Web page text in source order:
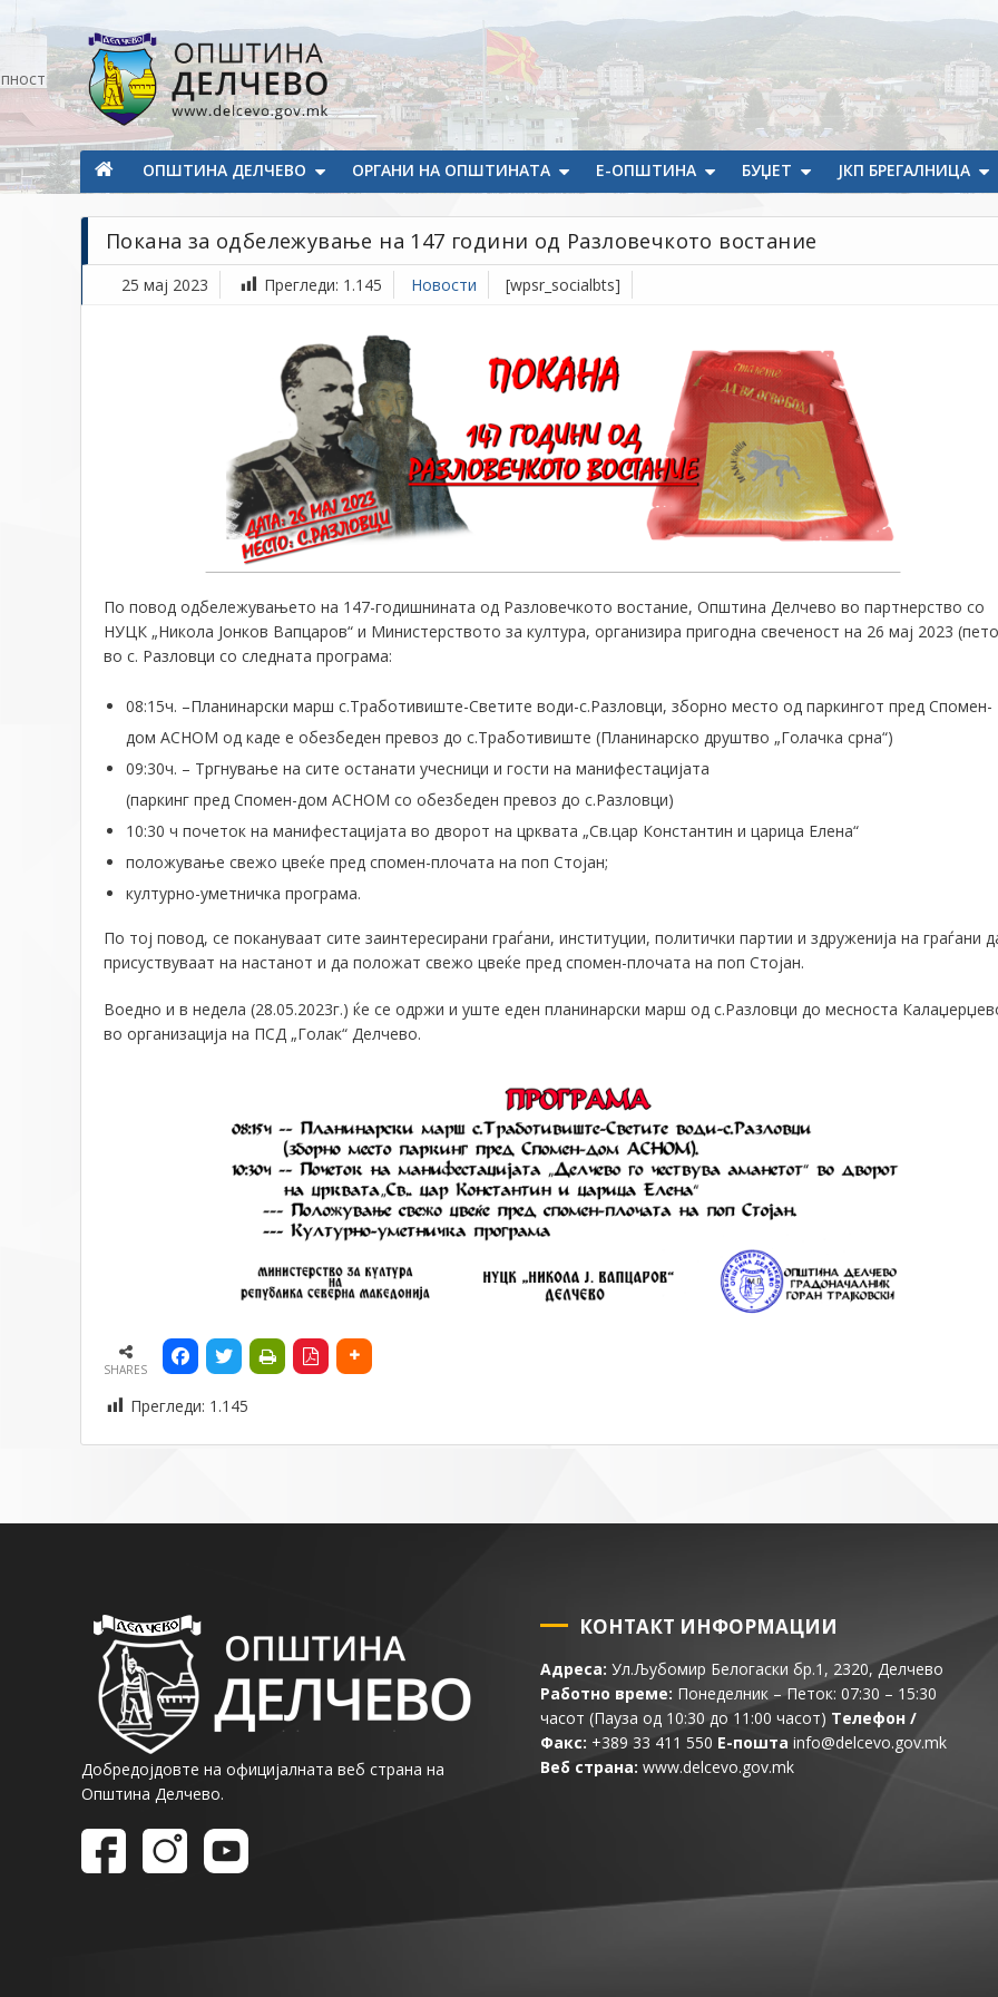
Општина Делчево
Општина Делчево
ОПШТИНА ДЕЛЧЕВО ОРГАНИ НА ОПШТИНАТА Е-ОПШТИНА БУЏЕТ ЈКП БРЕГАЛНИЦА
Покана за одбележување на 147 години од Разловечкото востание
25 мај 2023 Прегледи: 1.145 Новости [wpsr_socialbts]
По повод одбележувањето на 147-годишнината од Разловечкото востание, Општина Делчево во партнерство со
НУЦК „Никола Јонков Вапцаров“ и Министерството за култура, организира пригодна свеченост на 26 мај 2023
во с. Разловци со следната програма:
08:15ч. –Планинарски марш с.Тработивиште-Светите води-с.Разловци, зборно место од паркингот пред Спомен-
дом АСНОМ од каде е обезбеден превоз до с.Тработивиште (Планинарско друштво „Голачка срна“)
09:30ч. – Тргнување на сите останати учесници и гости на манифестацијата
(паркинг пред Спомен-дом АСНОМ со обезбеден превоз до с.Разловци)
10:30 ч почеток на манифестацијата во дворот на црквата „Св.цар Константин и царица Елена“
положување свежо цвеќе пред спомен-плочата на поп Стојан;
културно-уметничка програма.
По тој повод, се покануваат сите заинтересирани граѓани, институции, политички партии и здруженија на граѓани
присуствуваат на настанот и да положат свежо цвеќе пред спомен-плочата на поп Стојан.
Воедно и в недела (28.05.2023г.) ќе се одржи и уште еден планинарски марш од с.Разловци до месноста
во организација на ПСД „Голак“ Делчево.
SHARES
Прегледи: 1.145
Добредојдовте на официјалната веб страна на
Општина Делчево.
КОНТАКТ ИНФОРМАЦИИ
Адреса: Ул.Љубомир Белогаски бр.1, 2320, Делчево
Работно време: Понеделник – Петок: 07:30 – 15:30
часот (Пауза од 10:30 до 11:00 часот) Телефон /
Факс: +389 33 411 550 Е-пошта info@delcevo.gov.mk
Веб страна: www.delcevo.gov.mk